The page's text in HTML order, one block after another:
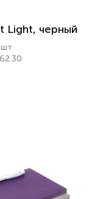
Light, черный